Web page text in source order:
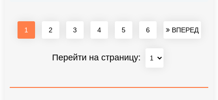
1 2 3 4 5 6 ВПЕРЕД
Перейти на страницу: